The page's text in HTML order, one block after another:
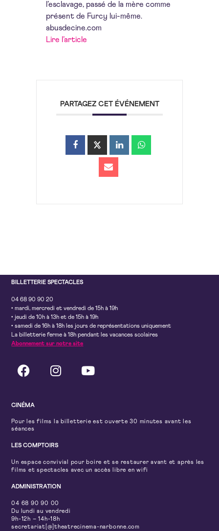
l’esclavage, passé de la mère comme
présent de Furcy lui-même.
abusdecine.com
Lire l’article
PARTAGEZ CET ÉVÉNEMENT
BILLETTERIE SPECTACLES
04 68 90 90 20
• mardi, mercredi et vendredi de 15h à 19h
• jeudi de 10h à 13h et de 15h à 19h
• samedi de 16h à 18h les jours de représentations uniquement
La billetterie ferme à 18h pendant les vacances scolaires
Abonnement sur notre site
CINÉMA
Pour les films la billetterie est ouverte 30 minutes avant les
séances
LES COMPTOIRS
Un espace convivial pour boire et se restaurer avant et après les
films et spectacles avec un accès libre en wifi
ADMINISTRATION
04 68 90 90 00
Du lundi au vendredi
9h-12h – 14h-18h
secretariat[@]theatrecinema-narbonne.com